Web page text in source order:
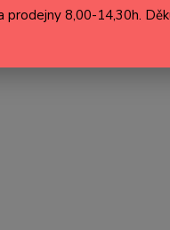
Hlídat cenu
8,00-14,30h.